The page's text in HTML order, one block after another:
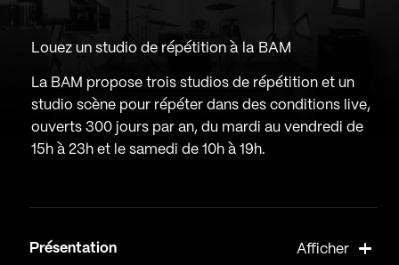
Louez un studio de répétition à la BAM
La BAM propose trois studios de répétition et un
studio scène pour répéter dans des conditions live,
ouverts 300 jours par an, du mardi au vendredi de
15h à 23h et le samedi de 10h à 19h.
Présentation Afficher